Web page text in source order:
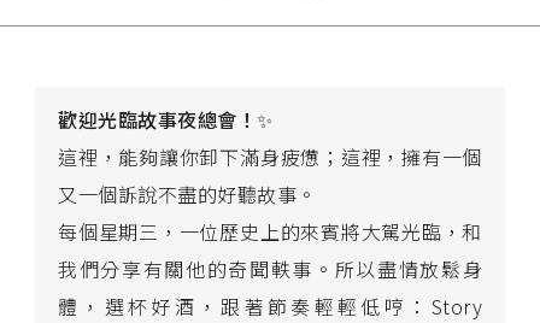
歡迎光臨故事夜總會！ ✨
這裡，能夠讓你卸下滿身疲憊；這裡，擁有一個
又一個訴說不盡的好聽故事。
每個星期三，一位歷史上的來賓將大駕光臨，和
我們分享有關他的奇聞軼事。所以盡情放鬆身
體，選杯好酒，跟著節奏輕輕低哼：Story